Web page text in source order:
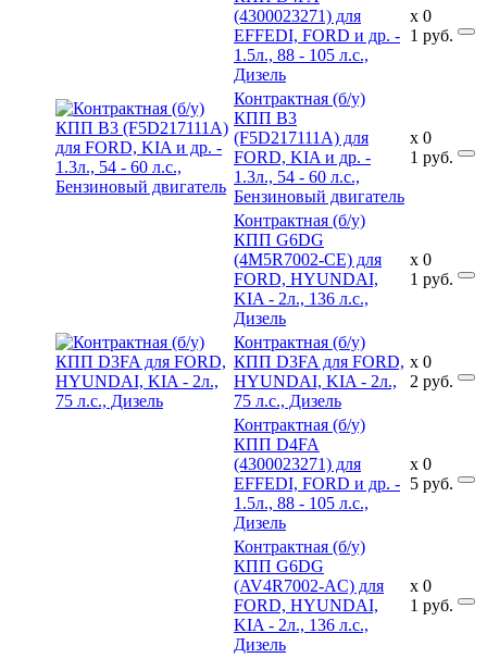
(4300023271) для
EFFEDI, FORD и др. -
1.5л., 88 - 105 л.с.,
Дизель
x
1
0
руб.
Контрактная (б/у)
КПП B3
(F5D217111A) для
FORD, KIA и др. -
1.3л., 54 - 60 л.с.,
Бензиновый двигатель
x
1
0
руб.
Контрактная (б/у)
КПП G6DG
(4M5R7002-CE) для
FORD, HYUNDAI,
KIA - 2л., 136 л.с.,
Дизель
x
1
0
руб.
Контрактная (б/у)
КПП D3FA для FORD,
HYUNDAI, KIA - 2л.,
75 л.с., Дизель
x
2
0
руб.
Контрактная (б/у)
КПП D4FA
(4300023271) для
EFFEDI, FORD и др. -
1.5л., 88 - 105 л.с.,
Дизель
x
5
0
руб.
Контрактная (б/у)
КПП G6DG
(AV4R7002-AC) для
FORD, HYUNDAI,
KIA - 2л., 136 л.с.,
Дизель
x
1
0
руб.